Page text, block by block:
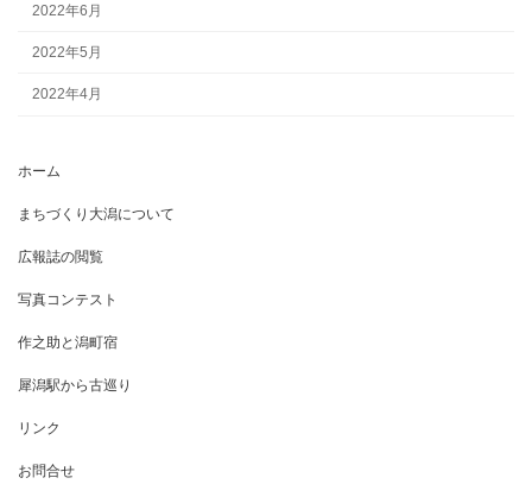
2022年6月
2022年5月
2022年4月
ホーム
まちづくり大潟について
広報誌の閲覧
写真コンテスト
作之助と潟町宿
犀潟駅から古巡り
リンク
お問合せ